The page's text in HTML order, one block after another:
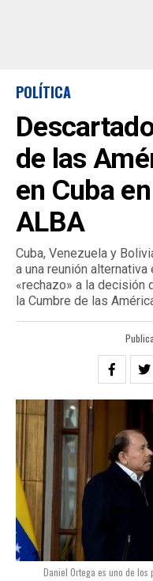
POLÍTICA
de las
en Cuba
ALBA
Cuba, Venezuela y
a una reunión
«rechazo» a la decisión
la Cumbre de las
Daniel Ortega es uno de los